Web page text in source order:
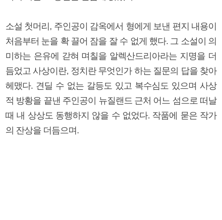
소설 첫머리, 주인공이 감옥에서 형에게 보낸 편지 내용이
처음부터 눈을 확 끌어 잠을 잘 수 없게 했다. 그 소설이 의
미하는 은유에 갇혀 며칠을 알렉산드리아라는 지명을 더
듬었고 사상이란, 정치란 무엇인가 하는 질문의 답을 찾아
헤맸다. 견딜 수 없는 갈등도 있고 복수심도 있으며 사상
적 방황을 끝낸 주인공이 뉴질랜드 근처 어느 섬으로 떠날
때 내 상상도 동행하지 않을 수 없었다. 작품에 묻은 작가
의 잔상을 더듬으며.